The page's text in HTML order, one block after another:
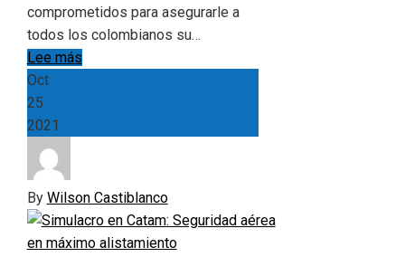
comprometidos para asegurarle a
todos los colombianos su…
Lee más
Oct
25
2021
By Wilson Castiblanco